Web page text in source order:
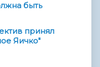
быть
принял
Яичко"